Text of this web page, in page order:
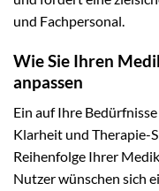
und Fachpersonal.
Wie Sie Ihren
anpassen
Ein auf Ihre
Klarheit und Therapie-
Reihenfolge Ihrer
Nutzer wünschen sich